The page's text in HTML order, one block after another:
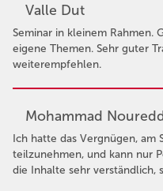
Valle Dut
Seminar in kleinem Rahmen.
eigene Themen. Sehr guter
weiterempfehlen.
Mohammad
Ich hatte das Vergnügen, am
teilzunehmen, und kann nur
die Inhalte sehr verständlich,